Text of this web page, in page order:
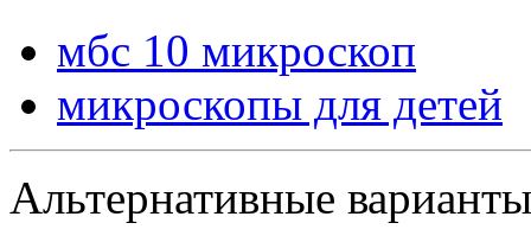
мбс 10 микроскоп
микроскопы для детей
Альтернативные варианты